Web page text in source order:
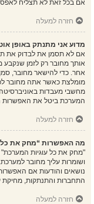
אם בכל זאת לא תצליח
חזרה למעלה
מדוע אני מתנתק באופן
אם לא תסמן את לבדוק את
אותך מחובר רק לזמן שנקבע
אחר. כדי להישאר מחובר,
מומלצת כאשר אתה מחובר
מחשבי מעבדות
המערכת ביטל את האפשרות
חזרה למעלה
מה האפשרות “מחק את כל
ושומרות עליך מחובר
נושאים והודעות אם
התחברות והתנתקות, מחיקת
חזרה למעלה